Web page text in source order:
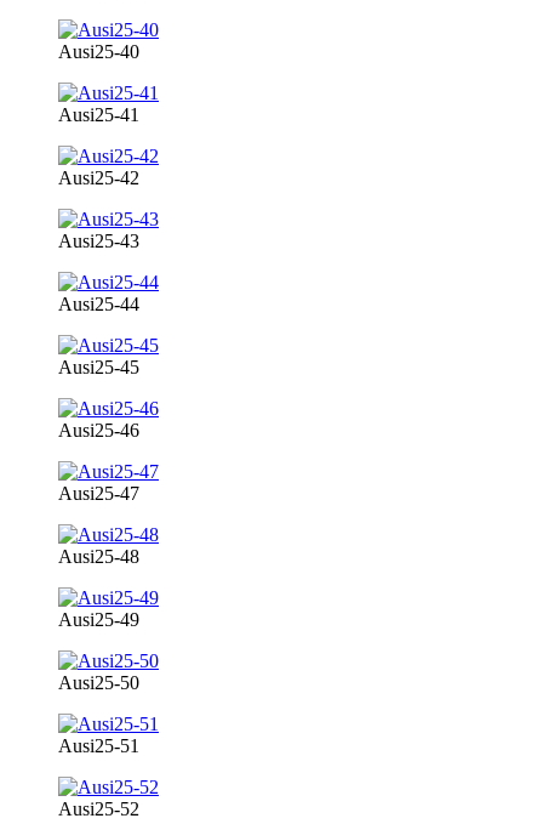
Ausi25-40
Ausi25-41
Ausi25-42
Ausi25-43
Ausi25-44
Ausi25-45
Ausi25-46
Ausi25-47
Ausi25-48
Ausi25-49
Ausi25-50
Ausi25-51
Ausi25-52